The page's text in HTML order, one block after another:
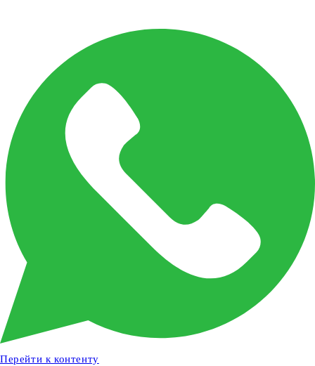
Перейти к контенту